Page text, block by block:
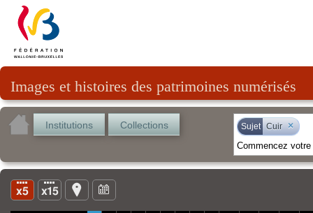
Images et histoires des patrimoines numérisés
Institutions Collections Sujet Cuir ×